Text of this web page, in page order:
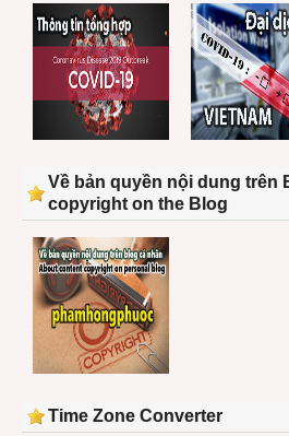
Về bản quyền nội dung trên
copyright on the Blog
Time Zone Converter